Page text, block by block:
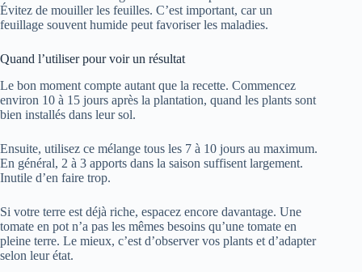
Évitez de mouiller les feuilles. C’est important, car un
feuillage souvent humide peut favoriser les maladies.
Quand l’utiliser pour voir un résultat
Le bon moment compte autant que la recette. Commencez
environ 10 à 15 jours après la plantation, quand les plants sont
bien installés dans leur sol.
Ensuite, utilisez ce mélange tous les 7 à 10 jours au maximum.
En général, 2 à 3 apports dans la saison suffisent largement.
Inutile d’en faire trop.
Si votre terre est déjà riche, espacez encore davantage. Une
tomate en pot n’a pas les mêmes besoins qu’une tomate en
pleine terre. Le mieux, c’est d’observer vos plants et d’adapter
selon leur état.